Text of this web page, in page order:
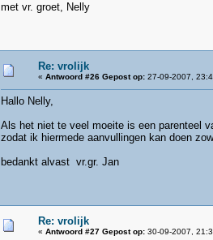
met vr. groet, Nelly
Re: vrolijk
« Antwoord #26 Gepost op:27-09-2007,
Hallo Nelly,
Als het niet te veel moeite is een parenteel
zodat ik hiermede aanvullingen kan doen
bedankt alvast vr.gr. Jan
Re: vrolijk
« Antwoord #27 Gepost op:30-09-2007,